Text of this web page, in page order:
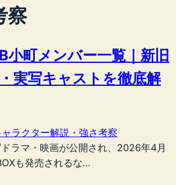
察
小町メンバー一覧｜新旧
実写キャストを徹底解
ャラクター解説・強さ考察
ラマ・映画が公開され、2026年4月
も発売されるな…